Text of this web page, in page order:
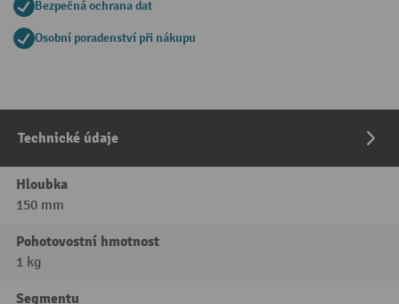
Bezpečná ochrana dat
Osobní poradenství při nákupu
Technické údaje
Hloubka
150 mm
Pohotovostní hmotnost
1 kg
Segmentu